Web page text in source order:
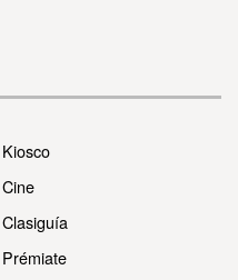
Kiosco
Cine
Clasiguía
Prémiate